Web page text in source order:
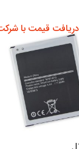
دریافت قیمت با